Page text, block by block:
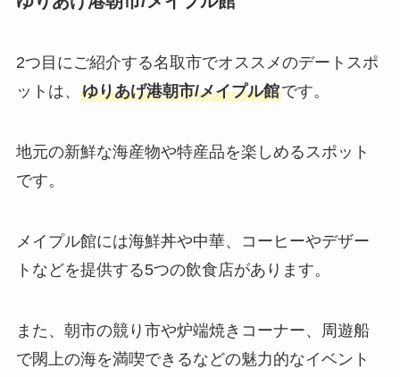
2つ目にご紹介する名取市でオススメのデートスポ
ットは、 ゆりあげ港朝市/メイプル館です。
地元の新鮮な海産物や特産品を楽しめるスポット
です。
メイプル館には海鮮丼や中華、コーヒーやデザー
トなどを提供する5つの飲食店があります。
また、朝市の競り市や炉端焼きコーナー、周遊船
で閖上の海を満喫できるなどの魅力的なイベント